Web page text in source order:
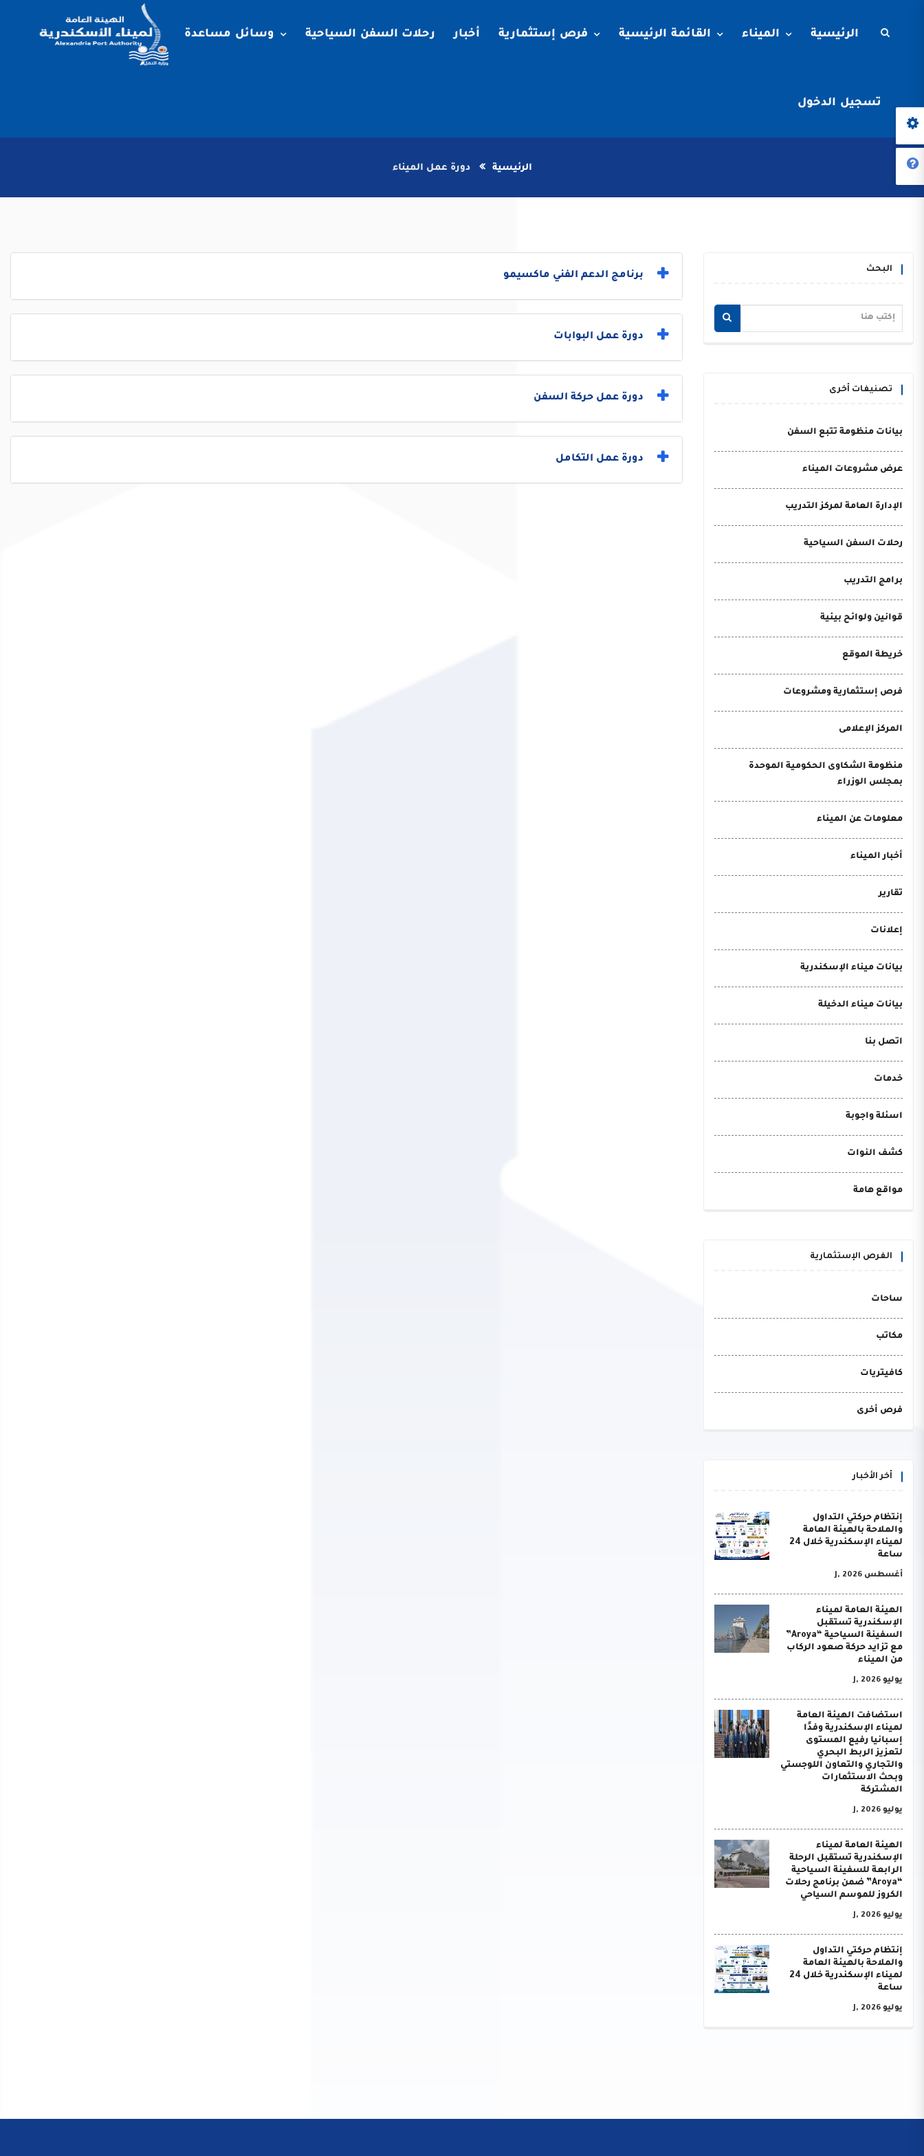
الرئيسية الميناء القائمة الرئيسية فرص إستثمارية أخبار رحلات السفن السياحية وسائل مساعدة
تسجيل الدخول
الرئيسية دورة عمل الميناء
البحث
تصنيفات أخرى
بيانات منظومة تتبع السفن
عرض مشروعات الميناء
الإدارة العامة لمركز التدريب
رحلات السفن السياحية
برامج التدريب
قوانين ولوائح بيئية
خريطة الموقع
فرص إستثمارية ومشروعات
المركز الإعلامى
منظومة الشكاوى الحكومية الموحدة
بمجلس الوزراء
معلومات عن الميناء
أخبار الميناء
تقارير
إعلانات
بيانات ميناء الإسكندرية
بيانات ميناء الدخيلة
اتصل بنا
خدمات
اسئلة واجوبة
كشف النوات
مواقع هامة
الفرص الإستثمارية
ساحات
مكاتب
كافيتريات
فرص أخرى
أخر الأخبار
إنتظام حركتي التداول
والملاحة بالهيئة العامة
لميناء الإسكندرية خلال 24
ساعة
أغسطس J, 2026
الهيئة العامة لميناء
الإسكندرية تستقبل
السفينة السياحية “Aroya”
مع تزايد حركة صعود الركاب
من الميناء
يوليو J, 2026
استضافت الهيئة العامة
لميناء الإسكندرية وفدًا
إسبانيا رفيع المستوى
لتعزيز الربط البحري
والتجاري والتعاون اللوجستي
وبحث الاستثمارات
المشتركة
يوليو J, 2026
الهيئة العامة لميناء
الإسكندرية تستقبل الرحلة
الرابعة للسفينة السياحية
“Aroya” ضمن برنامج رحلات
الكروز للموسم السياحي
يوليو J, 2026
إنتظام حركتي التداول
والملاحة بالهيئة العامة
لميناء الإسكندرية خلال 24
ساعة
يوليو J, 2026
برنامج الدعم الفني ماكسيمو
دورة عمل البوابات
دورة عمل حركة السفن
دورة عمل التكامل